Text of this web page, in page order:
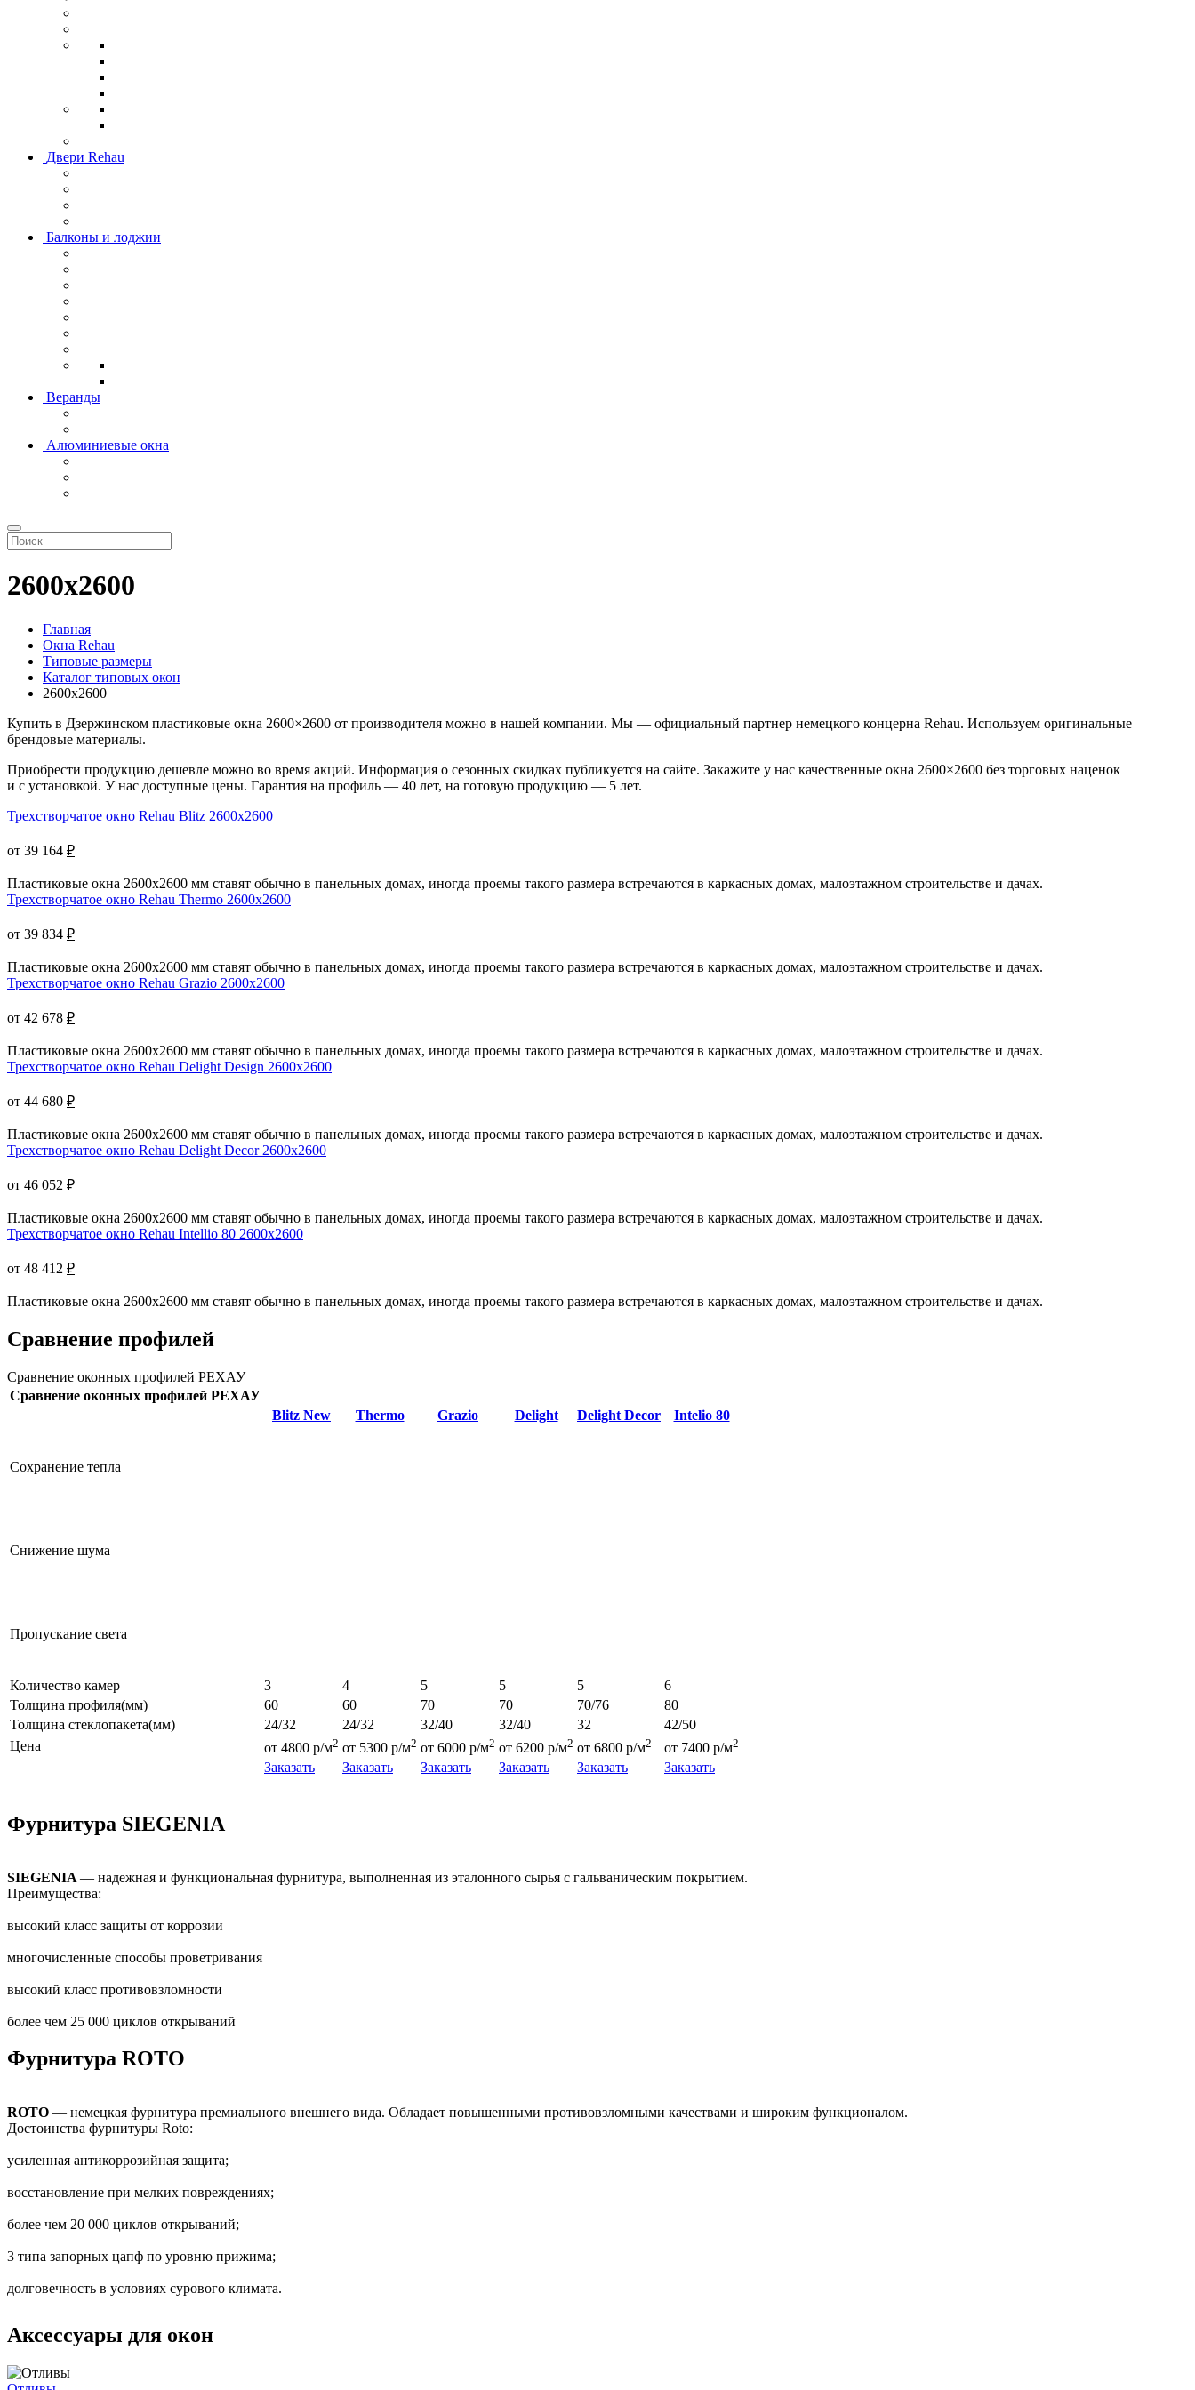
Двери Rehau
Балконы и лоджии
Веранды
Алюминиевые окна
2600х2600
Главная
Окна Rehau
Типовые размеры
Каталог типовых окон
2600х2600
Купить в Дзержинском пластиковые окна 2600×2600 от производителя можно в нашей компании. Мы — официальный партнер немецкого концерна Rehau. Используем оригинальные
брендовые материалы.
Приобрести продукцию дешевле можно во время акций. Информация о сезонных скидках публикуется на сайте. Закажите у нас качественные окна 2600×2600 без торговых наценок
и с установкой. У нас доступные цены. Гарантия на профиль — 40 лет, на готовую продукцию — 5 лет.
Трехстворчатое окно Rehau Blitz 2600x2600
от 39 164 ₽
Пластиковые окна 2600х2600 мм ставят обычно в панельных домах, иногда проемы такого размера встречаются в каркасных домах, малоэтажном строительстве и дачах.
Трехстворчатое окно Rehau Thermo 2600x2600
от 39 834 ₽
Пластиковые окна 2600x2600 мм ставят обычно в панельных домах, иногда проемы такого размера встречаются в каркасных домах, малоэтажном строительстве и дачах.
Трехстворчатое окно Rehau Grazio 2600x2600
от 42 678 ₽
Пластиковые окна 2600x2600 мм ставят обычно в панельных домах, иногда проемы такого размера встречаются в каркасных домах, малоэтажном строительстве и дачах.
Трехстворчатое окно Rehau Delight Design 2600x2600
от 44 680 ₽
Пластиковые окна 2600x2600 мм ставят обычно в панельных домах, иногда проемы такого размера встречаются в каркасных домах, малоэтажном строительстве и дачах.
Трехстворчатое окно Rehau Delight Decor 2600x2600
от 46 052 ₽
Пластиковые окна 2600x2600 мм ставят обычно в панельных домах, иногда проемы такого размера встречаются в каркасных домах, малоэтажном строительстве и дачах.
Трехстворчатое окно Rehau Intellio 80 2600x2600
от 48 412 ₽
Пластиковые окна 2600x2600 мм ставят обычно в панельных домах, иногда проемы такого размера встречаются в каркасных домах, малоэтажном строительстве и дачах.
Сравнение профилей
Сравнение оконных профилей РЕХАУ
Сравнение оконных профилей РЕХАУ
Blitz New
Thermo Grazio Delight Delight Decor Intelio 80
Сохранение тепла
Снижение шума
Пропускание света
Количество камер 3 4 5 5 5
6
Толщина профиля(мм)
60 60 70 70 70/76
80
Толщина стеклопакета(мм)
24/32 24/32 32/40 32/40 32
42/50
Цена
от 4800 р/м2 от 5300 р/м2 от 6000 р/м2 от 6200 р/м2 от 6800 р/м2 от 7400 р/м2
Заказать Заказать Заказать Заказать Заказать Заказать
Фурнитура SIEGENIA
SIEGENIA — надежная и функциональная фурнитура, выполненная из эталонного сырья с гальваническим покрытием.
Преимущества:
высокий класс защиты от коррозии
многочисленные способы проветривания
высокий класс противовзломности
более чем 25 000 циклов открываний
Фурнитура ROTO
ROTO — немецкая фурнитура премиального внешнего вида. Обладает повышенными противовзломными качествами и широким функционалом.
Достоинства фурнитуры Roto:
усиленная антикоррозийная защита;
восстановление при мелких повреждениях;
более чем 20 000 циклов открываний;
3 типа запорных цапф по уровню прижима;
долговечность в условиях сурового климата.
Аксессуары для окон